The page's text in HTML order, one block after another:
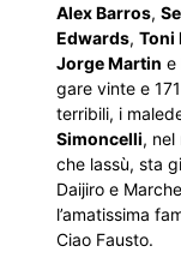
Alex Barros,
Edwards, Toni
Jorge Martin e
gare vinte e
terribili, i
Simoncelli, nel
che lassù, sta
Daijiro e
l’amatissima
Ciao Fausto.